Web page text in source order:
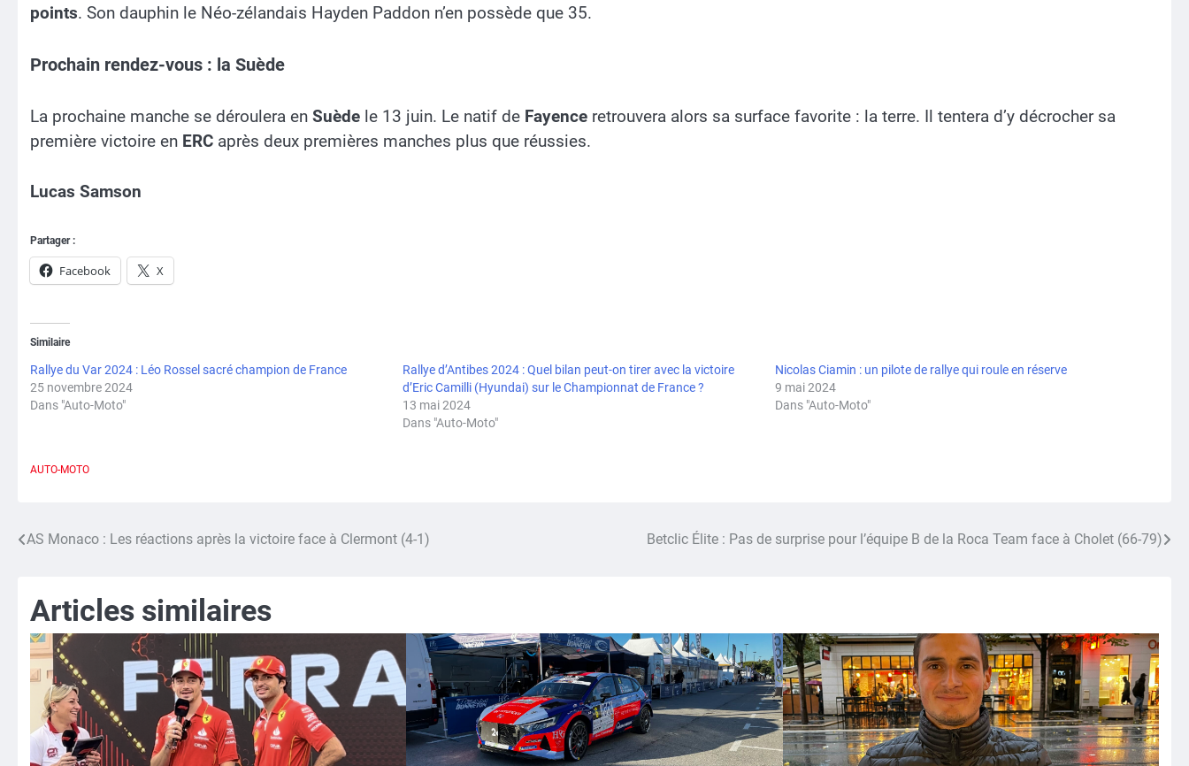
points. Son dauphin le Néo-zélandais Hayden Paddon n’en possède que 35.
Prochain rendez-vous : la Suède
La prochaine manche se déroulera en Suède le 13 juin. Le natif de Fayence retrouvera alors sa surface favorite : la terre. Il tentera d’y décrocher sa
première victoire en ERC après deux premières manches plus que réussies.
Lucas Samson
Partager :
Facebook X
Similaire
Rallye du Var 2024 : Léo Rossel sacré champion de France
25 novembre 2024
Dans "Auto-Moto"
Rallye d’Antibes 2024 : Quel bilan peut-on tirer avec la victoire
d’Eric Camilli (Hyundai) sur le Championnat de France ?
13 mai 2024
Dans "Auto-Moto"
Nicolas Ciamin : un pilote de rallye qui roule en réserve
9 mai 2024
Dans "Auto-Moto"
AUTO-MOTO
Navigation
l’article
AS Monaco : Les réactions après la victoire face à Clermont (4-1) Betclic Élite : Pas de surprise pour l’équipe B de la Roca Team face à Cholet (66-79)
Articles similaires